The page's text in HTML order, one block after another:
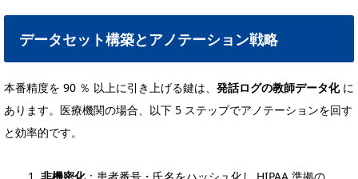
データセット構築とアノテーション戦略
本番精度を 90 ％ 以上に引き上げる鍵は、 発話ログの教師データ化に
あります。医療機関の場合、以下 5 ステップでアノテーションを回す
と効率的です。